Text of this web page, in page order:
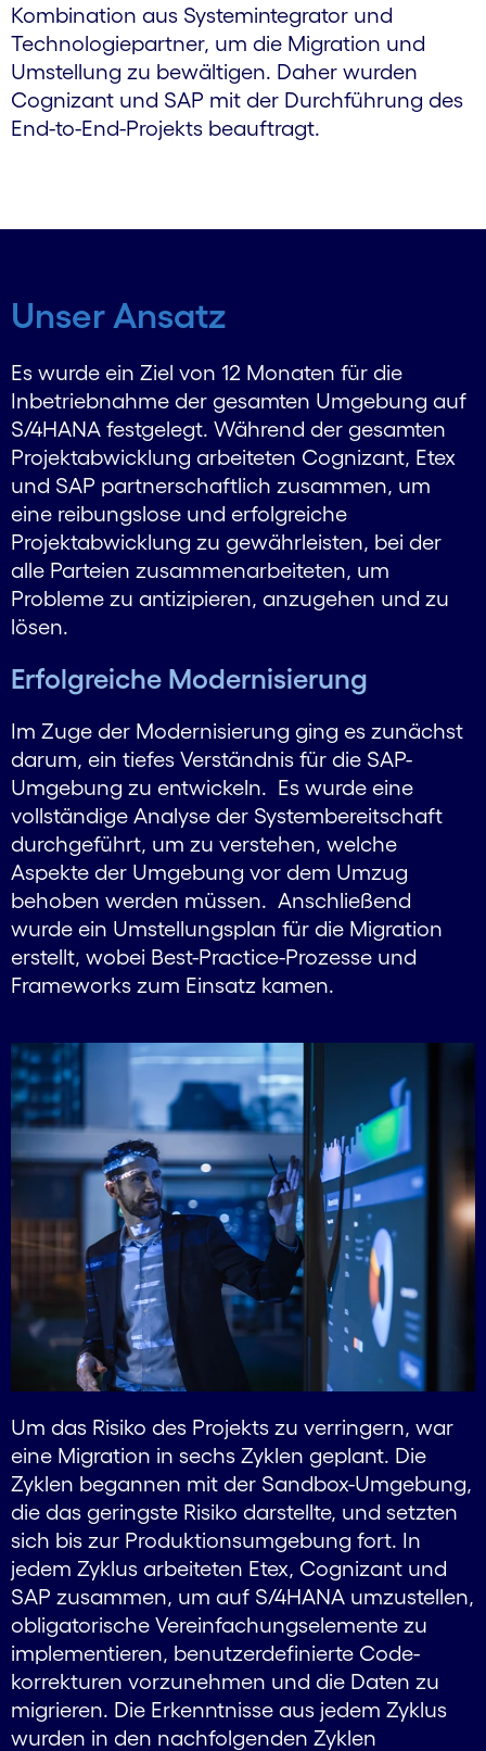
Kombination aus Systemintegrator und
Technologiepartner, um die Migration und
Umstellung zu bewältigen. Daher wurden
Cognizant und SAP mit der Durchführung des
End-to-End-Projekts beauftragt.
Unser Ansatz
Es wurde ein Ziel von 12 Monaten für die
Inbetriebnahme der gesamten Umgebung auf
S/4HANA festgelegt. Während der gesamten
Projektabwicklung arbeiteten Cognizant, Etex
und SAP partnerschaftlich zusammen, um
eine reibungslose und erfolgreiche
Projektabwicklung zu gewährleisten, bei der
alle Parteien zusammenarbeiteten, um
Probleme zu antizipieren, anzugehen und zu
lösen.
Erfolgreiche Modernisierung
Im Zuge der Modernisierung ging es zunächst
darum, ein tiefes Verständnis für die SAP-
Umgebung zu entwickeln. Es wurde eine
vollständige Analyse der System­bereitschaft
durchgeführt, um zu verstehen, welche
Aspekte der Umgebung vor dem Umzug
behoben werden müssen. Anschließend
wurde ein Umstellungsplan für die Migration
erstellt, wobei Best-Practice-Prozesse und
Frameworks zum Einsatz kamen.
Um das Risiko des Projekts zu verringern, war
eine Migration in sechs Zyklen geplant. Die
Zyklen begannen mit der Sandbox-Umgebung,
die das geringste Risiko darstellte, und setzten
sich bis zur Produktions­umgebung fort. In
jedem Zyklus arbeiteten Etex, Cognizant und
SAP zusammen, um auf S/4HANA umzustellen,
obligatorische Vereinfachungs­elemente zu
implementieren, benutzer­definierte Code­
korrekturen vorzunehmen und die Daten zu
migrieren. Die Erkenntnisse aus jedem Zyklus
wurden in den nachfolgenden Zyklen